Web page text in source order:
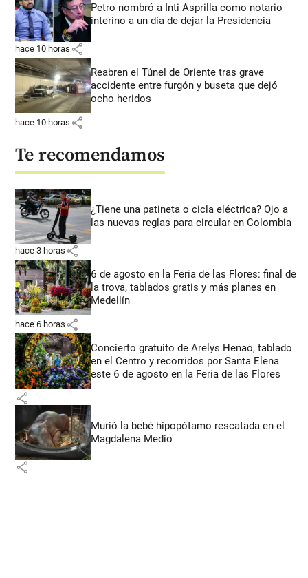
Petro nombró a Inti Asprilla como notario
interino a un día de dejar la Presidencia
hace 10 horas share
Reabren el Túnel de Oriente tras grave
accidente entre furgón y buseta que dejó
ocho heridos
hace 10 horas share
Te recomendamos
¿Tiene una patineta o cicla eléctrica? Ojo a
las nuevas reglas para circular en Colombia
hace 3 horas share
6 de agosto en la Feria de las Flores: final de
la trova, tablados gratis y más planes en
Medellín
hace 6 horas share
Concierto gratuito de Arelys Henao, tablado
en el Centro y recorridos por Santa Elena
este 6 de agosto en la Feria de las Flores
share
Murió la bebé hipopótamo rescatada en el
Magdalena Medio
share